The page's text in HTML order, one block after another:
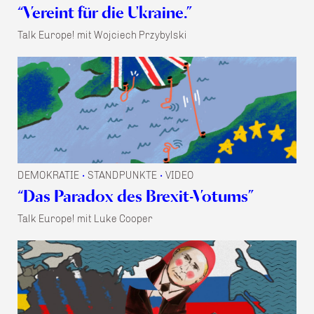
“Vereint für die Ukraine.”
Talk Europe! mit Wojciech Przybylski
DEMOKRATIE • STANDPUNKTE • VIDEO
“Das Paradox des Brexit-Votums”
Talk Europe! mit Luke Cooper